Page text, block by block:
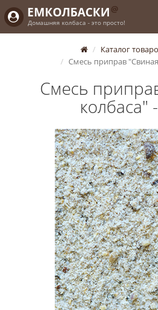
ЕМКОЛБАСКИ @
Домашняя колбаса - это просто!
Каталог
Смесь приправ
Смесь
колбаса"